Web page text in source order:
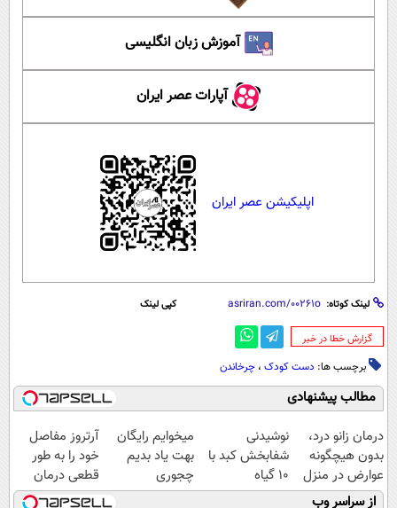
آموزش زبان انگلیسی
آپارات عصر ایران
اپلیکیشن عصر ایران
لینک کوتاه: کپی لینک
‌گزارش خطا در خبر
برچسب ها: دست کودک ، چرخاندن
مطالب پیشنهادی
درمان زانو درد،
بدون هیچگونه
عوارض در منزل
(◂پرسش‌نامه)
نوشیدنی
شفابخش کبد با
10 گیاه
موثر(تخفیف تا
میخوایم رایگان
بهت یاد بدیم
چجوری
پولدارشی! باور
آرتروز مفاصل
خود را به طور
قطعی درمان
کنید!
از سراسر وب